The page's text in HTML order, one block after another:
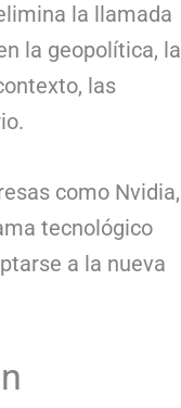
la llamada
la geopolítica, la
las
como Nvidia,
tecnológico
a la nueva